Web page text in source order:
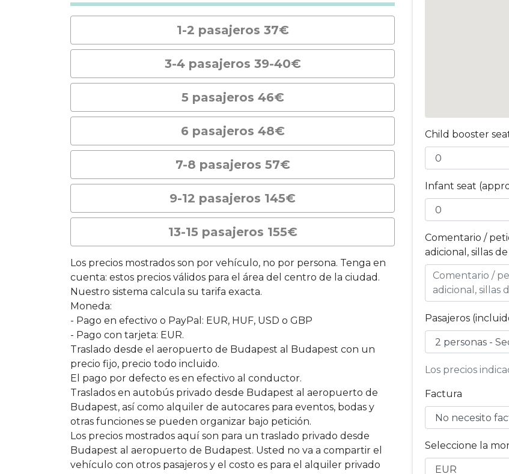
1-2 pasajeros 37€
3-4 pasajeros 39-40€
5 pasajeros 46€
6 pasajeros 48€
7-8 pasajeros 57€
9-12 pasajeros 145€
13-15 pasajeros 155€
Los precios mostrados son por vehículo, no por persona. Tenga en
cuenta: estos precios válidos para el área del centro de la ciudad.
Nuestro sistema calcula su tarifa exacta.
Moneda:
- Pago en efectivo o PayPal: EUR, HUF, USD o GBP
- Pago con tarjeta: EUR.
Traslado desde el aeropuerto de Budapest al Budapest con un
precio fijo, precio todo incluido.
El pago por defecto es en efectivo al conductor.
Traslados en autobús privado desde Budapest al aeropuerto de
Budapest, así como alquiler de autocares para eventos, bodas y
otras funciones se pueden organizar bajo petición.
Los precios mostrados aquí son para un traslado privado desde
Budapest al aeropuerto de Budapest. Usted no va a compartir el
vehículo con otros pasajeros y el costo es para el alquiler privado
Child booster
Infant seat
Comentario /
adicional, sillas
Pasajeros
Los precios
Factura
Seleccione la